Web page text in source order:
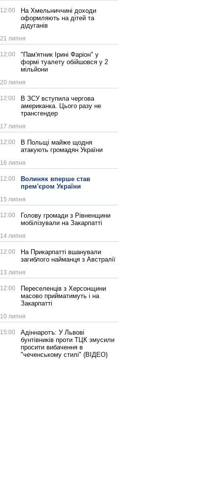
12:00
На Хмельниччині доходи
оформляють на дітей та
дідуганів
21 липня
12:00
"Пам'ятник Ірині Фаріон" у
формі туалету обійшовся у 2
мільйони
20 липня
12:00
В ЗСУ вступила чергова
американка. Цього разу не
трансгендер
17 липня
12:00
В Польщі майже щодня
атакують громадян України
16 липня
12:00
Волиняк вперше став
прем'єром України
15 липня
12:00
Голову громади з Рівненщини
мобілізували на Закарпатті
14 липня
12:00
На Прикарпатті вшанували
загиблого найманця з Австралії
13 липня
12:00
Переселенців з Херсонщини
масово прийматимуть і на
Закарпатті
10 липня
15:00
Адіннаротъ: У Львові
бунтівників проти ТЦК змусили
просити вибачення в
"чеченському стилі" (ВІДЕО)